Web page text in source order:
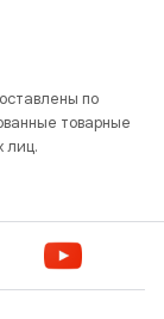
по
товарные
лиц.